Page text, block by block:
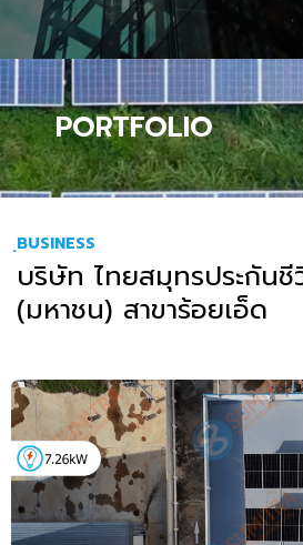
PORTFOLIO
ฺBUSINESS
บริษัท ไทยสมุทรประกัน
(มหาชน) สาขาร้อยเอ็ด